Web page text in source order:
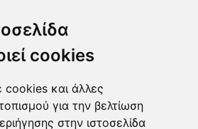
cookies
cookies και άλλες
για την βελτίωση
στην ιστοσελίδα